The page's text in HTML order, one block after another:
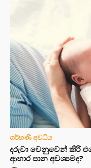
ගර්භණී අවධිය
දරුවා වෙනුවෙන් කිරි
ආහාර පාන අවශ්‍යමද?